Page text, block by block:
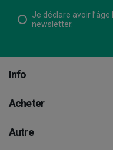
Je déclare avoir
newsletter.
Info
Acheter
Autre